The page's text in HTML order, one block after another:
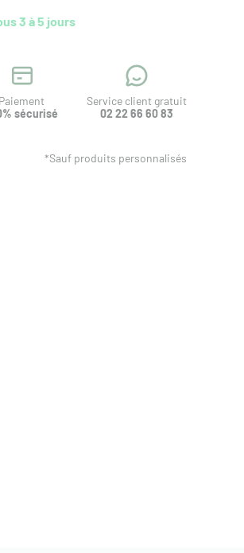
3 à 5 jours
Paiement
sécurisé
Service client gratuit
02 22 66 60 83
*Sauf produits personnalisés